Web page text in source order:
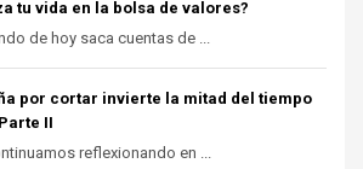
tu vida en la bolsa de valores?
de hoy saca cuentas de ...
por cortar invierte la mitad del tiempo
II
reflexionando en ...